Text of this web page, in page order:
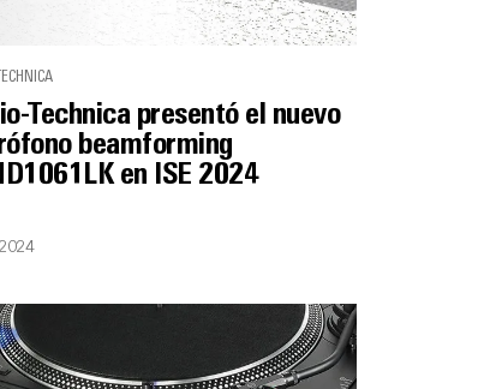
Technica presentó el nuevo
beamforming
en ISE 2024